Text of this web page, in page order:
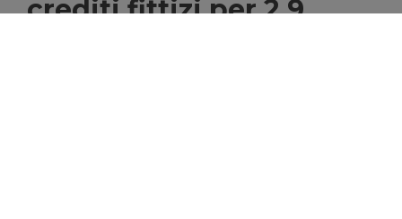
crediti fittizi per 2,9